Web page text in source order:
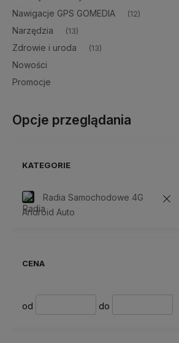
Nawigacje GPS GOMEDIA (12)
Narzędzia (13)
Zdrowie i uroda (13)
Nowości
Promocje
Opcje przeglądania
KATEGORIE
Radia Samochodowe 4G
Android Auto
CENA
od do